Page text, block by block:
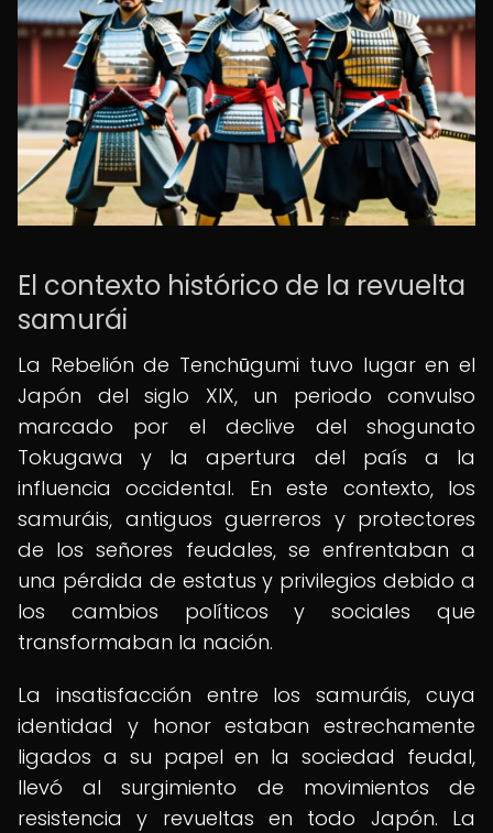
El contexto histórico de la revuelta
samurái
La Rebelión de Tenchūgumi tuvo lugar en el
Japón del siglo XIX, un periodo convulso
marcado por el declive del shogunato
Tokugawa y la apertura del país a la
influencia occidental. En este contexto, los
samuráis, antiguos guerreros y protectores
de los señores feudales, se enfrentaban a
una pérdida de estatus y privilegios debido a
los cambios políticos y sociales que
transformaban la nación.
La insatisfacción entre los samuráis, cuya
identidad y honor estaban estrechamente
ligados a su papel en la sociedad feudal,
llevó al surgimiento de movimientos de
resistencia y revueltas en todo Japón. La